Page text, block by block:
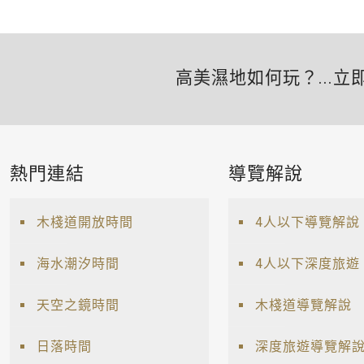
高美濕地如何玩？...立
熱門連結
木棧道開放時間
海水潮汐時間
天空之鏡時間
日落時間
導覽解說
4人以下導覽解說
4人以下深度旅遊
木棧道導覽解說
深度旅遊導覽解